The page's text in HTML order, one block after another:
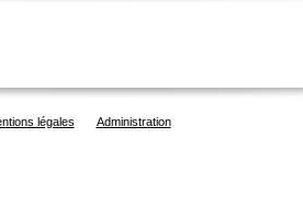
légales Administration